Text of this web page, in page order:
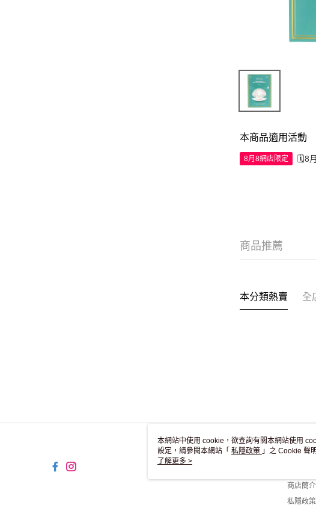
本商品適用活動
8月8網店限定 🗓️8
商品推薦
本分類熱賣 全
關於
商店簡介
私隱政
本網站中使用 cookie，欲查詢有關本網站使用
設定，請參閱本網站「 私隱政策 」之 Cookie 聲
用 cookie。
了解更多 >